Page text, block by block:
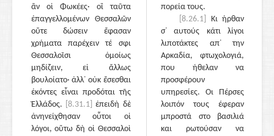
ἂν οἱ Φωκέες· οἳ ταῦτα
ἐπαγγελλομένων Θεσσαλῶν
οὔτε δώσειν ἔφασαν
χρήματα παρέχειν τέ σφι
Θεσσαλοῖσι ὁμοίως
μηδίζειν, εἰ ἄλλως
βουλοίατο· ἀλλ᾽ οὐκ ἔσεσθαι
ἑκόντες εἶναι προδόται τῆς
Ἑλλάδος.
[8.31.1] ἐπειδὴ δὲ
ἀνηνείχθησαν οὗτοι οἱ
λόγοι, οὕτω δὴ οἱ Θεσσαλοὶ
πορεία τους.
[8.26.1]
Κι ήρθαν
σ᾽ αυτούς κάτι λίγοι
λιποτάκτες απ᾽ την
Αρκαδία, φτωχολογιά,
που ήθελαν να
προσφέρουν
υπηρεσίες. Οι Πέρσες
λοιπόν τους έφεραν
μπροστά στο βασιλιά
και ρωτούσαν να